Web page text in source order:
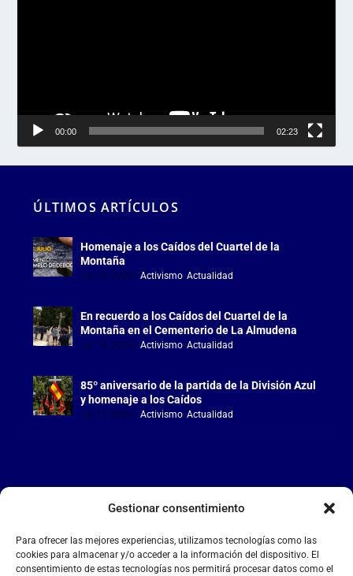
Gestionar consentimiento
Para ofrecer las mejores experiencias, utilizamos tecnologías como las
cookies para almacenar y/o acceder a la información del dispositivo. El
consentimiento de estas tecnologías nos permitirá procesar datos como el
00:00 02:23
ÚLTIMOS ARTÍCULOS
Homenaje a los Caídos del Cuartel de la
Montaña
Jul 18, 2026 |Activismo,Actualidad
En recuerdo a los Caídos del Cuartel de la
Montaña en el Cementerio de La Almudena
Jul 18, 2026 |Activismo,Actualidad
85º aniversario de la partida de la División Azul
y homenaje a los Caídos
Jul 15, 2026 |Activismo,Actualidad
LA FALANGE
Reproductor
de